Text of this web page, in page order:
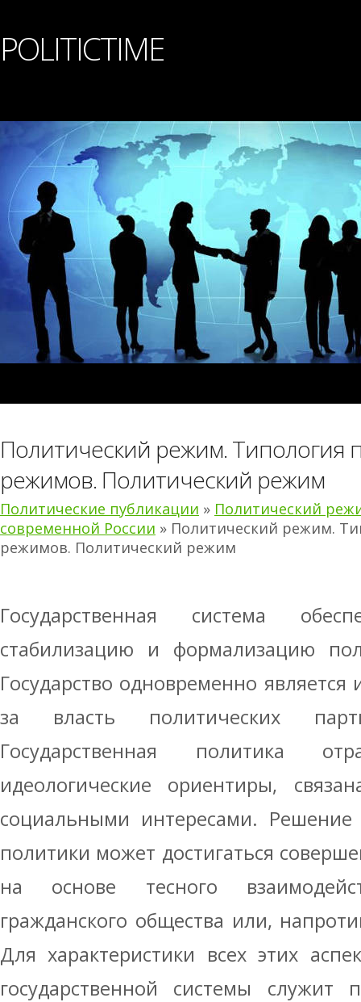
POLITICTIME
Политический режим. Типология
режимов. Политический режим
Политические публикации » Политический
современной России » Политический режим.
режимов. Политический режим
Государственная система
стабилизацию и формализацию
Государство одновременно
за власть политических
Государственная политика
идеологические ориентиры,
социальными интересами. Решение
политики может достигаться
на основе тесного
гражданского общества или,
Для характеристики всех этих
государственной системы служит